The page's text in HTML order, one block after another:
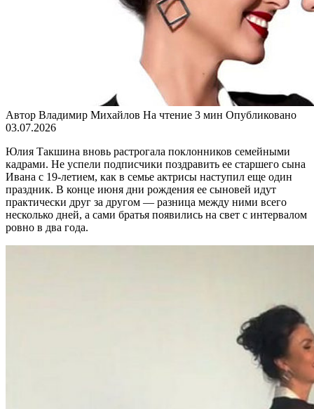
Автор Владимир Михайлов На чтение 3 мин Опубликовано
03.07.2026
Юлия Такшина вновь растрогала поклонников семейными
кадрами. Не успели подписчики поздравить ее старшего сына
Ивана с 19-летием, как в семье актрисы наступил еще один
праздник. В конце июня дни рождения ее сыновей идут
практически друг за другом — разница между ними всего
несколько дней, а сами братья появились на свет с интервалом
ровно в два года.